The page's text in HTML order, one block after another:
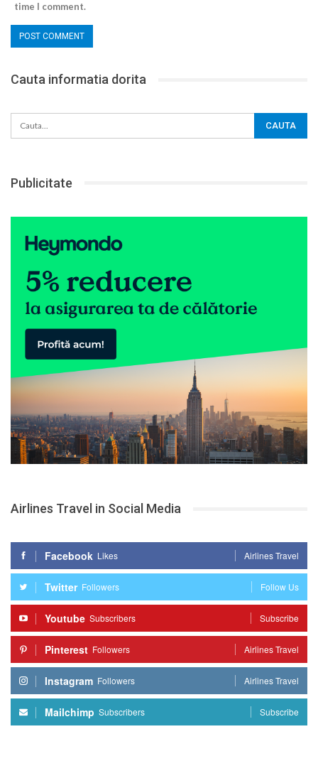
time I comment.
Cauta informatia dorita
Publicitate
Airlines Travel in Social Media
Facebook Likes Airlines Travel
Twitter Followers Follow Us
Youtube Subscribers Subscribe
Pinterest Followers Airlines Travel
Instagram Followers Airlines Travel
Mailchimp Subscribers Subscribe